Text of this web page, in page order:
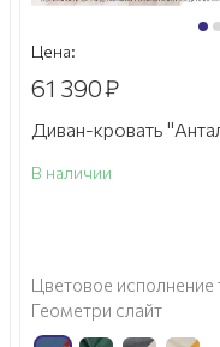
Цена:
61 390₽
Диван-кровать
В наличии
Цветовое исполнение
Геометри слайт